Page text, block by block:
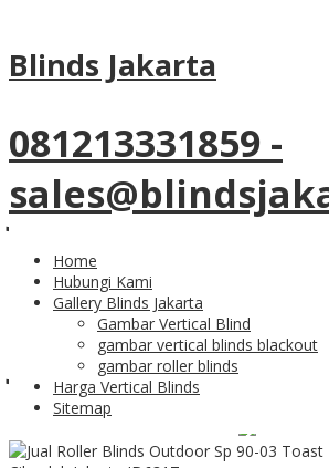
Blinds Jakarta
081213331859 -
Home
Hubungi Kami
Gallery Blinds Jakarta
Gambar Vertical Blind
gambar vertical blinds blackout
gambar roller blinds
Harga Vertical Blinds
Sitemap
Tag Archives:
screen
26 Jan
Jual Roller
Outdoor Sp 90-
MPR I Dalam
Jakarta